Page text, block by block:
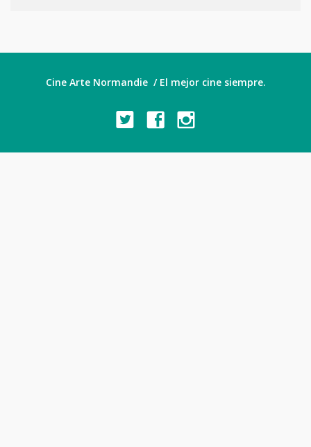
Cine Arte Normandie / El mejor cine siempre.